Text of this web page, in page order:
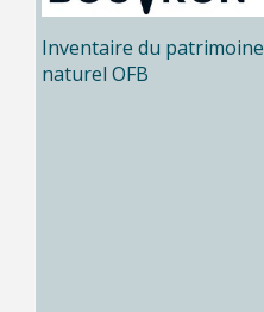
Inventaire du patrimoine
naturel OFB